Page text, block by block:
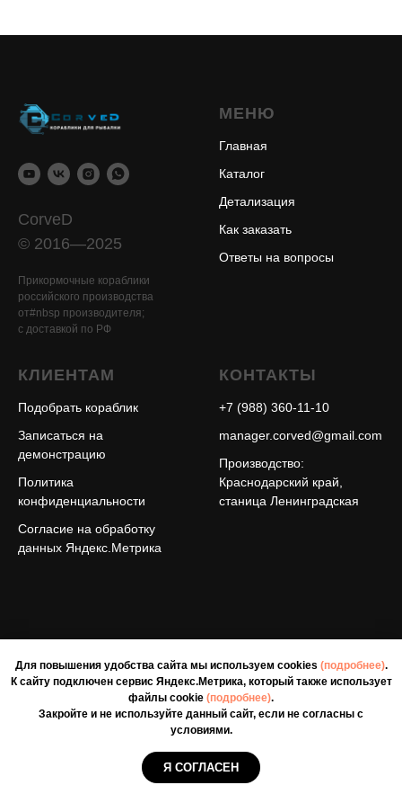
CorveD
© 2016—2025
Прикормочные кораблики
российского производства
от#nbsp производителя;
с доставкой по РФ
МЕНЮ
Главная
Каталог
Детализация
Как заказать
Ответы на вопросы
КЛИЕНТАМ
Подобрать кораблик
Записаться на
демонстрацию
Политика
конфиденциальности
Согласие на обработку
данных Яндекс.Метрика
КОНТАКТЫ
+7 (988) 360-11-10
manager.corved@gmail.com
Производство:
Краснодарский край,
станица Ленинградская
Заполняя любые формы на данном сайте вы подтверждаете
свое совершеннолетие и соглашаетесь на обработку
персональных данных в соответствии с
Закройте и не используйте данный сайт, если не согласны с
условиями.
Для повышения удобства сайта мы используем cookies (подробнее).
К сайту подключен сервис Яндекс.Метрика, который также использует
файлы cookie (подробнее).
Закройте и не используйте данный сайт, если не согласны с
условиями.
Я СОГЛАСЕН